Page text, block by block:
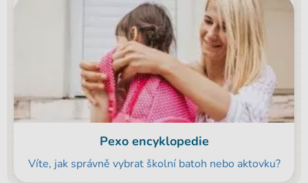
Pexo encyklopedie
Víte, jak správně vybrat školní batoh nebo aktovku?